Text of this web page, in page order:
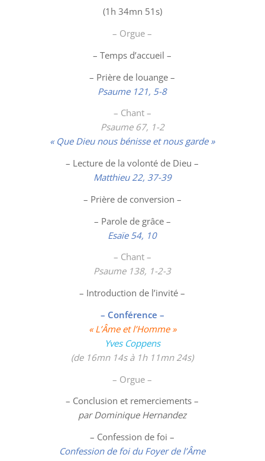
(1h 34mn 51s)
– Orgue –
– Temps d’accueil –
– Prière de louange –
Psaume 121, 5-8
– Chant –
Psaume 67, 1-2
« Que Dieu nous bénisse et nous garde »
– Lecture de la volonté de Dieu –
Matthieu 22, 37-39
– Prière de conversion –
– Parole de grâce –
Esaïe 54, 10
– Chant –
Psaume 138, 1-2-3
– Introduction de l’invité –
– Conférence –
« L’Âme et l’Homme »
Yves Coppens
(de 16mn 14s à 1h 11mn 24s)
– Orgue –
– Conclusion et remerciements –
par Dominique Hernandez
– Confession de foi –
Confession de foi du Foyer de l’Âme